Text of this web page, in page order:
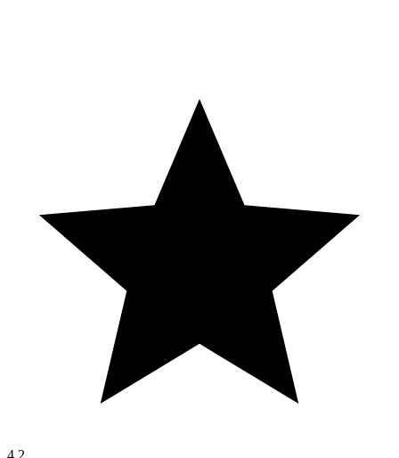
4.2